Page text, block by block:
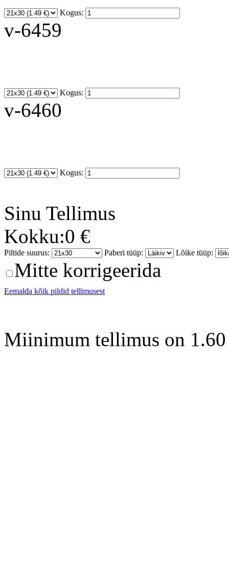
Kogus:
v-6459
Kogus:
v-6460
Kogus:
Sinu Tellimus
Kokku:0 €
Piltide suurus: Paberi tüüp: Lõike tüüp:
Mitte korrigeerida
Eemalda kõik pildid tellimusest
Miinimum tellimus on